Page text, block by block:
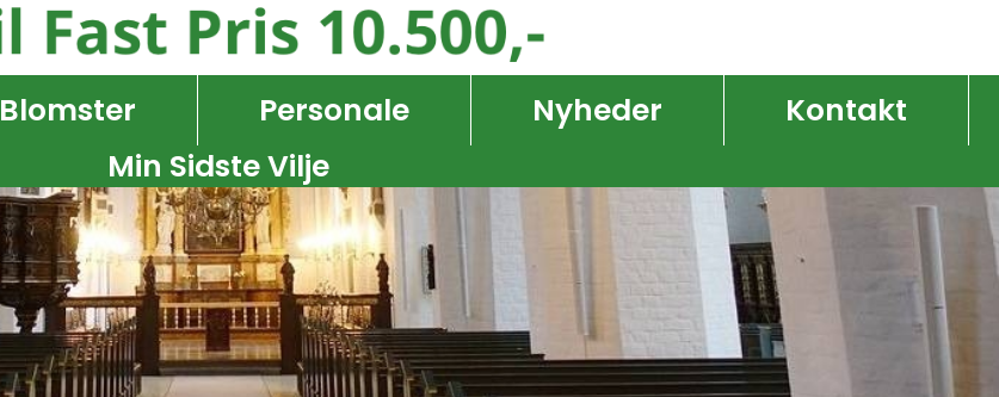
Blomster Personale Nyheder
Kontakt
Min Sidste Vilje